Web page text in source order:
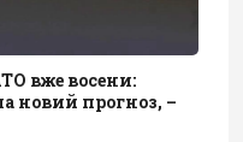
вже восени:
новий прогноз, –